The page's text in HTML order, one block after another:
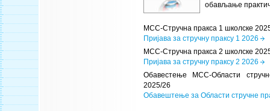
обављање
МСС-Стручна пракса 1 школске
Пријава за стручну праксу 1 2026
МСС-Стручна пракса 2 школске
Пријава за стручну праксу 2 2026
Обавестење МСС-Области
2025/26
Обавештење за Области стручне